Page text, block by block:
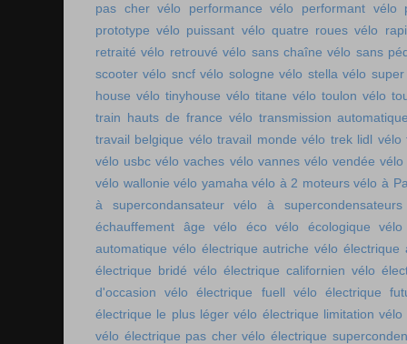
pas cher vélo performance vélo performant vélo
prototype vélo puissant vélo quatre roues vélo
retraité vélo retrouvé vélo sans chaîne vélo sans
scooter vélo sncf vélo sologne vélo stella vélo
house vélo tinyhouse vélo titane vélo toulon vélo
train hauts de france vélo transmission
travail belgique vélo travail monde vélo trek lidl vélo
vélo usbc vélo vaches vélo vannes vélo vendée vélo
vélo wallonie vélo yamaha vélo à 2 moteurs vélo à
à supercondansateur
vélo à supercondensateurs
échauffement âge
vélo éco vélo écologique
automatique vélo électrique autriche vélo électrique
électrique bridé vélo électrique californien vélo
d'occasion
vélo électrique fuell
vélo électrique
électrique le plus léger vélo électrique limitation vélo
vélo électrique pas cher vélo électrique